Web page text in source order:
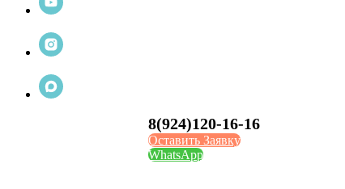
8(924)120-16-16
Оставить Заявку
WhatsApp